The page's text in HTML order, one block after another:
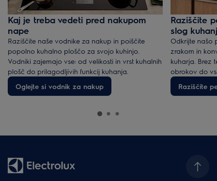
Kaj je treba vedeti pred nakupom
nape
Raziščite naše vodnike za nakup in poiščite
popolno kuhalno ploščo za svojo kuhinjo.
Vodniki zajemajo vse: od velikosti in vrst kuhalnih
plošč do prilagodljivih funkcij kuhanja.
Oglejte si vodnik za nakup
Raziščite
slog
Odkrijte našo
zrakom in
kuharja. Brez
obrokov do
Raziščite